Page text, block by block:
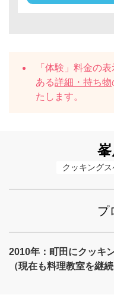
「体験」料金の
ある詳細・持ち物
たします。
クッキング
プ
2010年：町田にクッキ
（現在も料理教室を継続